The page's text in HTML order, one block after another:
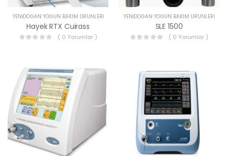
YENIDOĞAN YOĞUN BAKIM ÜRÜNLERI
Hayek RTX Cuirass
( 0 Yorumlar )
YENIDOĞAN YOĞUN BAKIM ÜRÜNLERI
SLE 1500
( 0 Yorumlar )